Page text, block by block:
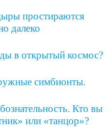
простираются
далеко
в открытый космос?
симбионты.
Кто вы
или «танцор»?